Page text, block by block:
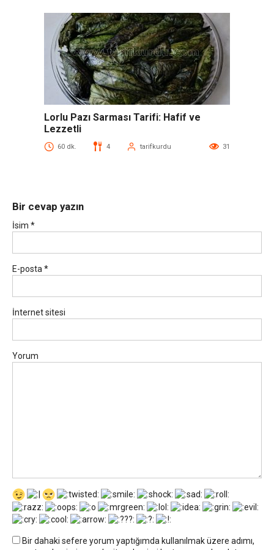
Lorlu Pazı Sarması Tarifi: Hafif ve
Lezzetli
60 dk. 4 tarifkurdu 31
Bir cevap yazın
İsim *
E-posta*
İnternet sitesi
Yorum
Bir dahaki sefere yorum yaptığımda kullanılmak üzere adımı,